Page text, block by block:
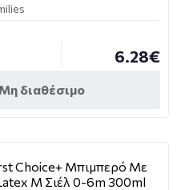
6.28€
Μη διαθέσιμο
Choice+ Μπιμπερό Με
M Σιέλ 0-6m 300ml